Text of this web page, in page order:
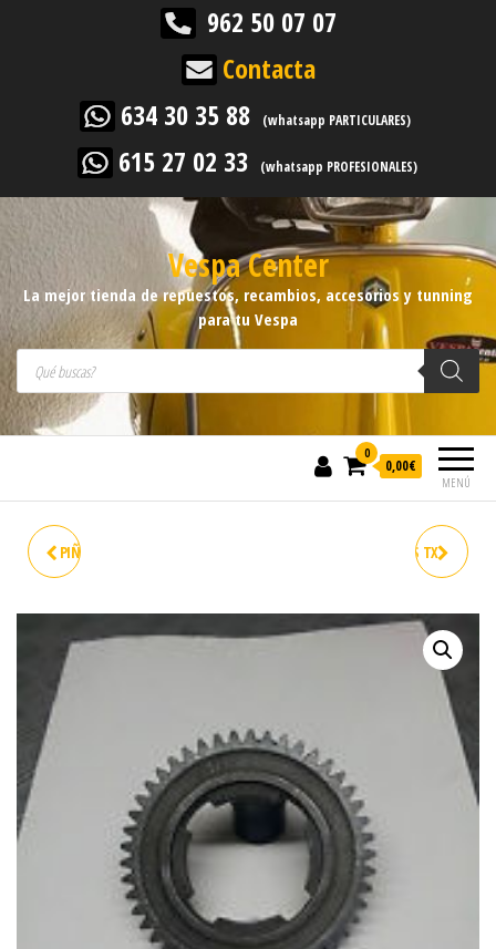
962 50 07 07
Contacta
634 30 35 88
(whatsapp PARTICULARES)
615 27 02 33 (whatsapp PROFESIONALES)
Vespa Center
La mejor tienda de repuestos, recambios, accesorios y tunning
para tu Vespa
Búsqueda de productos
MENÚ
0
0,00€
PIÑON 2 42Z VESPA 200 DN DS PIÑON 3 38Z VESPA PX IRIS TX